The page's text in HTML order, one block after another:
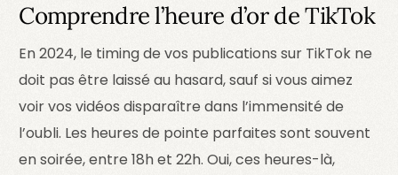
Comprendre l’heure d’or de TikTok
En 2024, le timing de vos publications sur TikTok ne
doit pas être laissé au hasard, sauf si vous aimez
voir vos vidéos disparaître dans l’immensité de
l’oubli. Les heures de pointe parfaites sont souvent
en soirée, entre 18h et 22h. Oui, ces heures-là,